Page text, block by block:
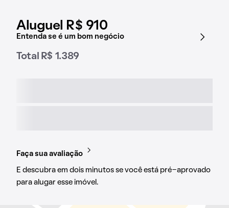
Aluguel R$ 910
Entenda se é um bom negócio
Total R$ 1.389
Faça sua avaliação
E descubra em dois minutos se você está pré-aprovado
para alugar esse imóvel.